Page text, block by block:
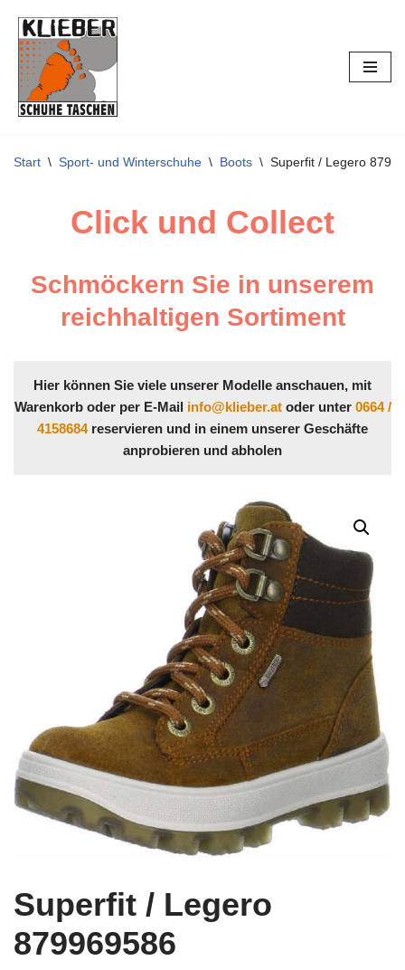
Zum
Inhalt
springen
Start \ Sport- und Winterschuhe \ Boots \ Superfit / Legero
Click und Collect
Schmöckern Sie in unserem
reichhaltigen Sortiment
Hier können Sie viele unserer Modelle anschauen, mit
Warenkorb oder per E-Mail info@klieber.atoder unter 0664 /
4158684reservieren und in einem unserer Geschäfte
anprobieren und abholen
Superfit / Legero
879969586